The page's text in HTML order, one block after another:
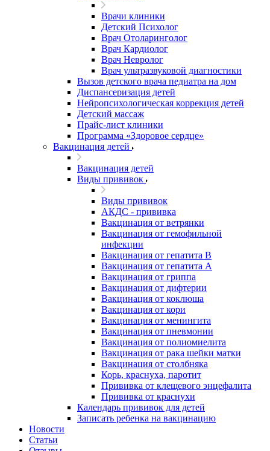
Врачи клиники
Детский Психолог
Врач Отоларинголог
Врач Кардиолог
Врач Невролог
Врач ультразвуковой диагностики
Вызов детского врача педиатра на дом
Диспансеризация детей
Нейропсихологическая коррекция детей
Детский массаж
Прайс-лист клиники
Программа «Здоровое сердце»
Вакцинация детей
Вакцинация детей
Виды прививок
Виды прививок
АКДС - прививка
Вакцинация от ветрянки
Вакцинация от гемофильной
инфекции
Вакцинация от гепатита B
Вакцинация от гепатита А
Вакцинация от гриппа
Вакцинация от дифтерии
Вакцинация от коклюша
Вакцинация от кори
Вакцинация от менингита
Вакцинация от пневмонии
Вакцинация от полиомиелита
Вакцинация от рака шейки матки
Вакцинация от столбняка
Корь, краснуха, паротит
Прививка от клещевого энцефалита
Прививка от краснухи
Календарь прививок для детей
Записать ребенка на вакцинацию
Новости
Статьи